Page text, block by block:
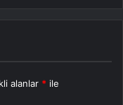
alanlar * ile